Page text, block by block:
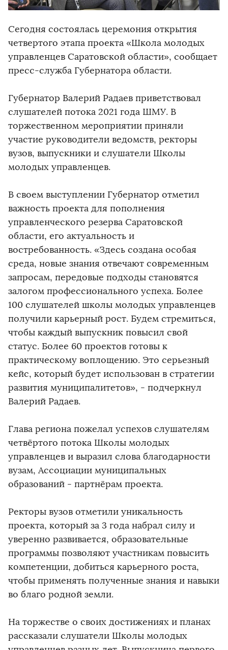
Сегодня состоялась церемония открытия
четвертого этапа проекта «Школа молодых
управленцев Саратовской области», сообщает
пресс-служба Губернатора области.
Губернатор Валерий Радаев приветствовал
слушателей потока 2021 года ШМУ. В
торжественном мероприятии приняли
участие руководители ведомств, ректоры
вузов, выпускники и слушатели Школы
молодых управленцев.
В своем выступлении Губернатор отметил
важность проекта для пополнения
управленческого резерва Саратовской
области, его актуальность и
востребованность. «Здесь создана особая
среда, новые знания отвечают современным
запросам, передовые подходы становятся
залогом профессионального успеха. Более
100 слушателей школы молодых управленцев
получили карьерный рост. Будем стремиться,
чтобы каждый выпускник повысил свой
статус. Более 60 проектов готовы к
практическому воплощению. Это серьезный
кейс, который будет использован в стратегии
развития муниципалитетов», - подчеркнул
Валерий Радаев.
Глава региона пожелал успехов слушателям
четвёртого потока Школы молодых
управленцев и выразил слова благодарности
вузам, Ассоциации муниципальных
образований - партнёрам проекта.
Ректоры вузов отметили уникальность
проекта, который за 3 года набрал силу и
уверенно развивается, образовательные
программы позволяют участникам повысить
компетенции, добиться карьерного роста,
чтобы применять полученные знания и навыки
во благо родной земли.
На торжестве о своих достижениях и планах
рассказали слушатели Школы молодых